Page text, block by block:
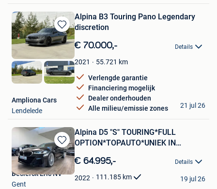
Bewaren
in
Favorieten
Alpina B3 Touring Pano Legendary
discretion
€ 70.000,- Details
2021 55.721 km
Verlengde garantie
Financiering mogelijk
Dealer onderhouden
Alle milieu/emissie zones
Ampliona Cars
Lendelede
21 jul 26
Bewaren
in
Mijn
Favorieten
Alpina D5 "S" TOURING*FULL
OPTION*TOPAUTO*UNIEK IN
€ 64.995,- Details
2022 111.185 km
Declerck Eric NV
Gent
19 jul 26